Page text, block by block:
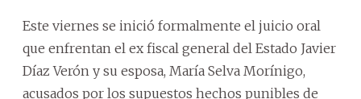
Este viernes se inició formalmente el juicio oral
que enfrentan el ex fiscal general del Estado Javier
Díaz Verón y su esposa, María Selva Morínigo,
acusados por los supuestos hechos punibles de